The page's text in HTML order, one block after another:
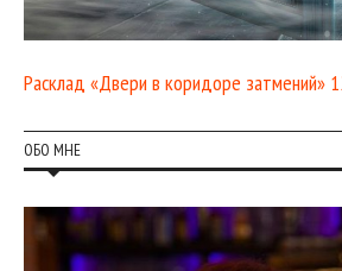
Расклад «Двери в коридоре затмений»
ОБО МНЕ